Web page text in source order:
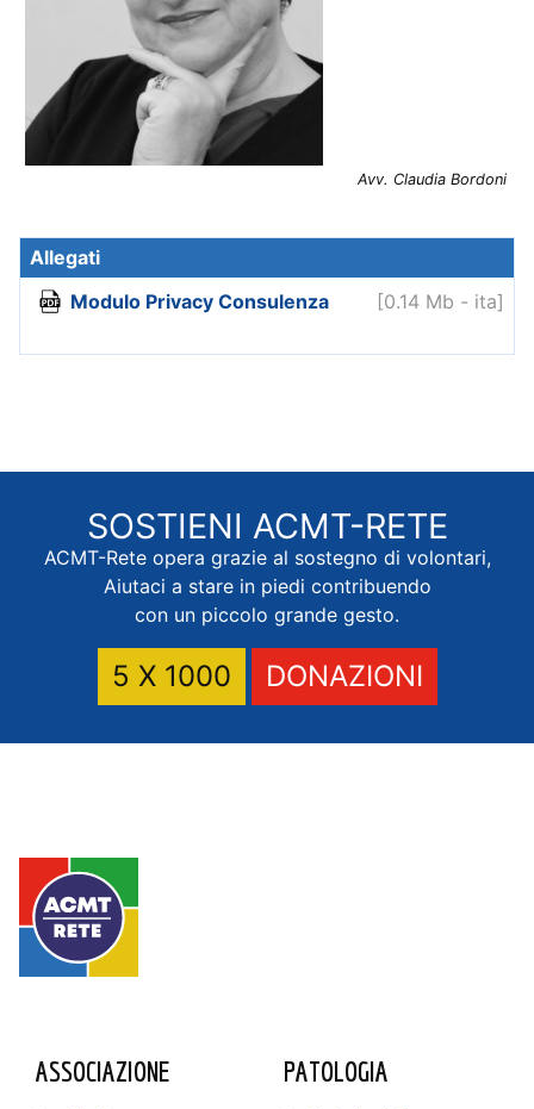
Avv. Claudia Bordoni
Modulo Privacy Consulenza [0.14 Mb - ita]
SOSTIENI ACMT-RETE
ACMT-Rete opera grazie al sostegno di volontari,
Aiutaci a stare in piedi contribuendo
con un piccolo grande gesto.
5 X 1000 DONAZIONI
ASSOCIAZIONE PATOLOGIA